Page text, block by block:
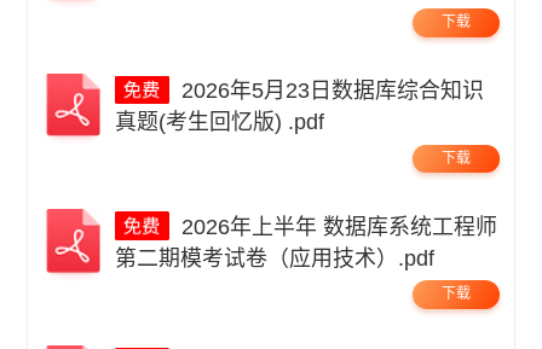
下载
真题(考生回忆版) .pdf
下载
第二期模考试卷（应用技术）.pdf
下载